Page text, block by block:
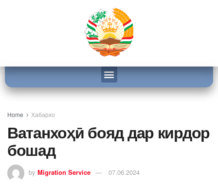
Home Хабархо
Ватанхоҳӣ бояд дар кирдор
бошад
by Migration Service 07.06.2024